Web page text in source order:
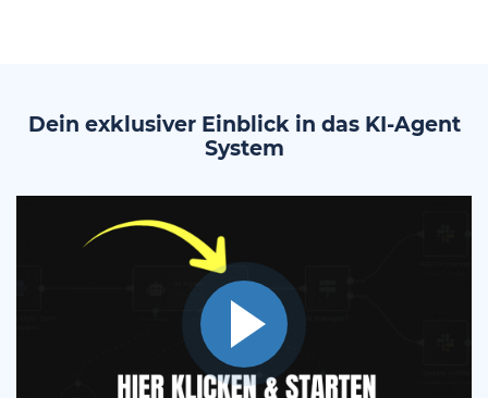
Dein exklusiver Einblick in das KI-Agent
System